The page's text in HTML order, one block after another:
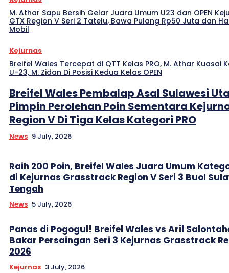
M. Athar Sapu Bersih Gelar Juara Umum U23 dan OPEN
GTX Region V Seri 2 Tatelu, Bawa Pulang Rp50 Juta dan
Mobil
Kejurnas
Breifel Wales Tercepat di QTT Kelas PRO, M. Athar Kuasai
U-23, M. Zidan Di Posisi Kedua Kelas OPEN
Breifel Wales Pembalap Asal Sulawesi
Pimpin Perolehan Poin Sementara
Region V Di Tiga Kelas Kategori PRO
News 9 July, 2026
Raih 200 Poin, Breifel Wales Juara Umum
di Kejurnas Grasstrack Region V Seri 3 Buol
Tengah
News 5 July, 2026
Panas di Pogogul! Breifel Wales vs Aril
Bakar Persaingan Seri 3 Kejurnas Grasstrack
2026
Kejurnas 3 July, 2026